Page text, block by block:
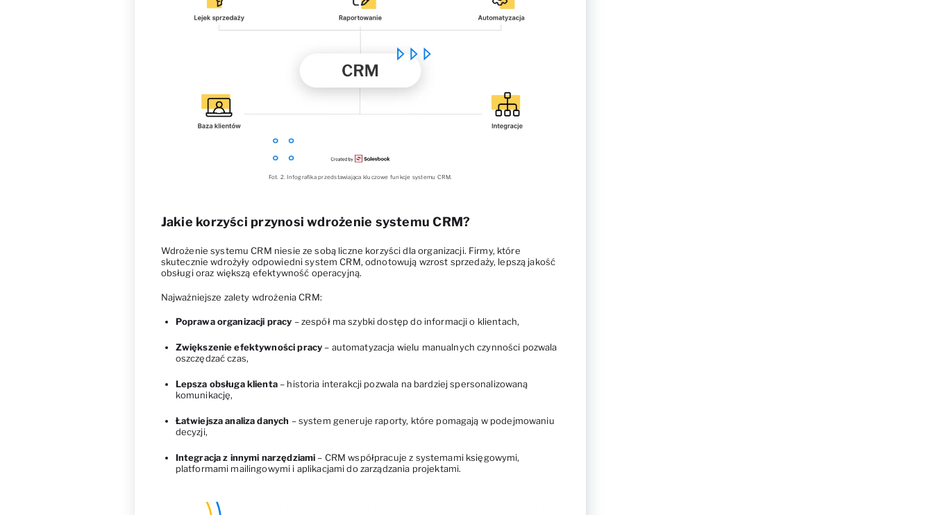
Fot. 2. Infografika przedstawiająca kluczowe funkcje systemu CRM.
Jakie korzyści przynosi wdrożenie systemu CRM?
Wdrożenie systemu CRM niesie ze sobą liczne korzyści dla organizacji. Firmy, które
skutecznie wdrożyły odpowiedni system CRM, odnotowują wzrost sprzedaży, lepszą jakość
obsługi oraz większą efektywność operacyjną.
Najważniejsze zalety wdrożenia CRM:
Poprawa organizacji pracy – zespół ma szybki dostęp do informacji o klientach,
Zwiększenie efektywności pracy – automatyzacja wielu manualnych czynności pozwala
oszczędzać czas,
Lepsza obsługa klienta– historia interakcji pozwala na bardziej spersonalizowaną
komunikację,
Łatwiejsza analiza danych – system generuje raporty, które pomagają w podejmowaniu
decyzji,
Integracja z innymi narzędziami – CRM współpracuje z systemami księgowymi,
platformami mailingowymi i aplikacjami do zarządzania projektami.